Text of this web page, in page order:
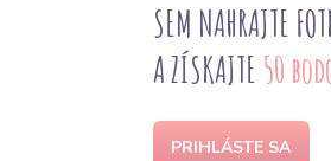
SEM NAHRAJTE
A ZÍSKAJTE 50
PRIHLÁSTE SA